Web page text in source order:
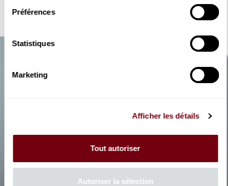
Préférences
Statistiques
Marketing
Afficher les détails
Tout autoriser
Autoriser la sélection